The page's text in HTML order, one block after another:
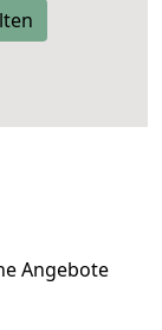
Angebote